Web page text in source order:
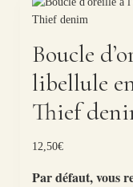
Boucle
libellule
Thief
12,50€
Par défaut, vous